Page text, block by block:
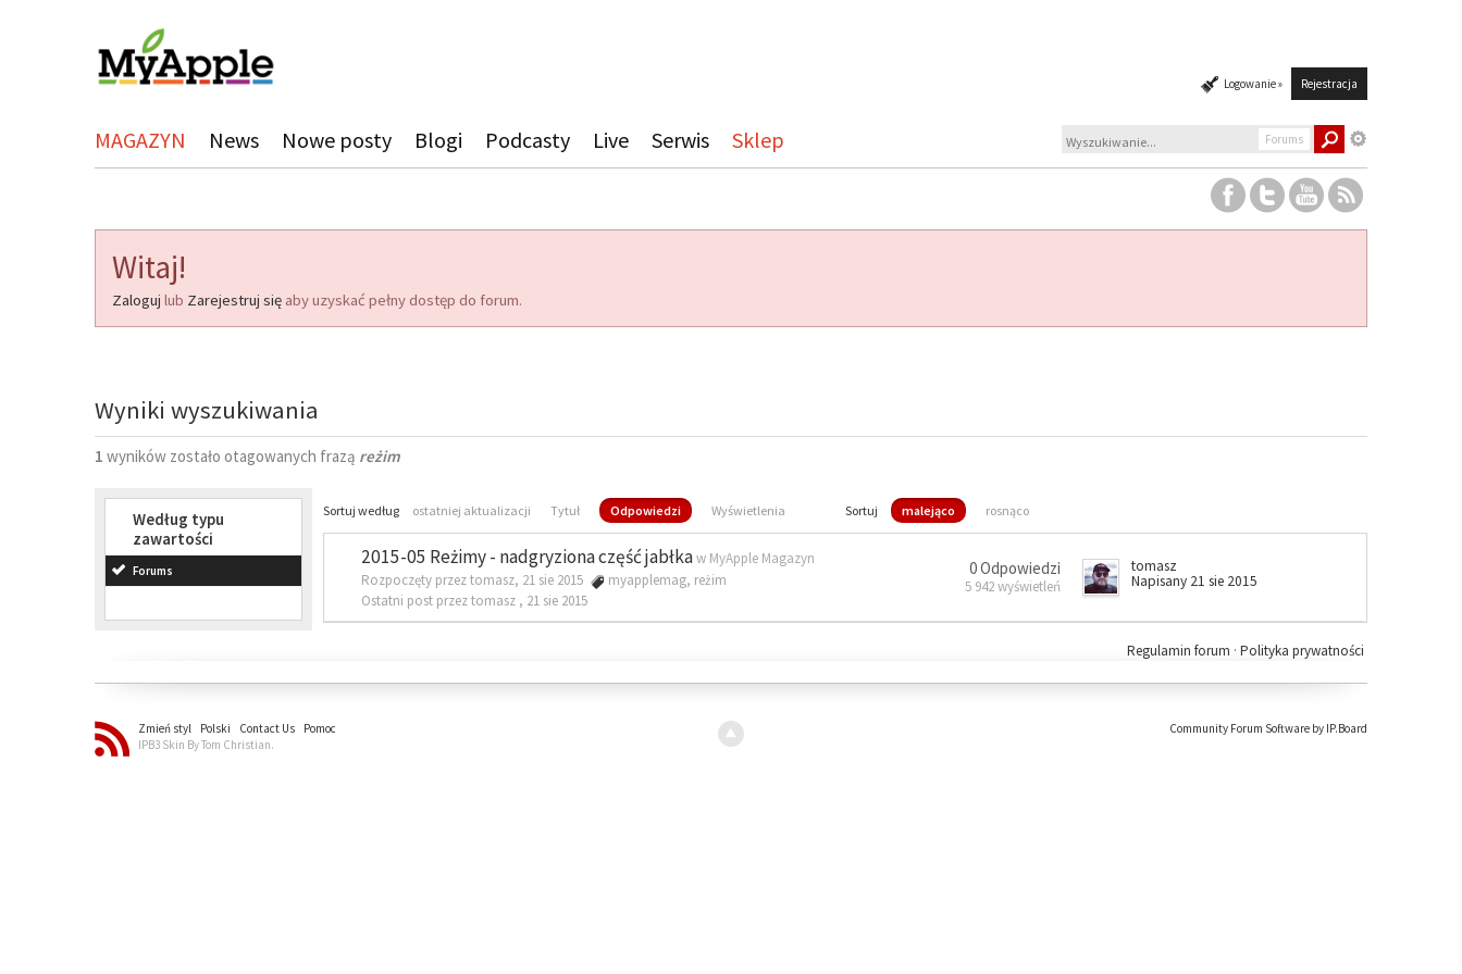
Logowanie » Rejestracja
MAGAZYN News Nowe posty Blogi Podcasty Live Serwis Sklep Forums
Witaj!
Zaloguj lub Zarejestruj się aby uzyskać pełny dostęp do forum.
Wyniki wyszukiwania
1 wyników zostało otagowanych frazą reżim
Według typu
zawartości
Forums
Sortuj według ostatniej aktualizacji Tytuł Odpowiedzi Wyświetlenia Sortuj malejąco rosnąco
2015-05 Reżimy - nadgryziona część jabłkaw MyApple Magazyn
Rozpoczęty przez tomasz, 21 sie 2015
myapplemag, reżim
Ostatni post przez tomasz , 21 sie 2015
0 Odpowiedzi
5 942 wyświetleń
tomasz
Napisany 21 sie 2015
Polityka prywatności
Regulamin forum ·
Zmień styl Polski Contact Us
Pomoc
IPB3 Skin By Tom Christian.
Community Forum Software by IP.Board